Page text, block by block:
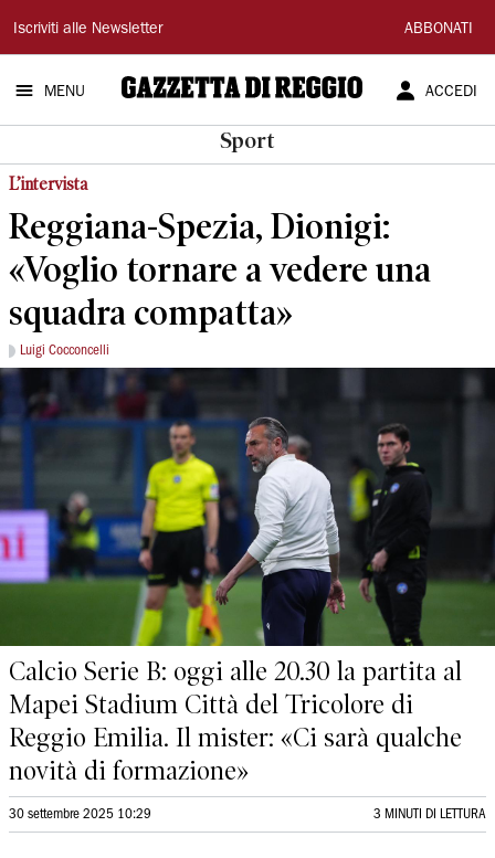
Gazzetta
di
Reggio
Iscriviti alle Newsletter ABBONATI
MENU ACCEDI
Sport
L’intervista
Reggiana-Spezia, Dionigi:
«Voglio tornare a vedere una
squadra compatta»
Luigi Cocconcelli
Calcio Serie B: oggi alle 20.30 la partita al
Mapei Stadium Città del Tricolore di
Reggio Emilia. Il mister: «Ci sarà qualche
novità di formazione»
30 settembre 2025 10:29 3 MINUTI DI LETTURA